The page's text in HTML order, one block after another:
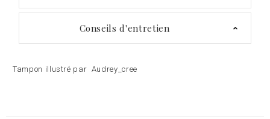
Conseils d'entretien
Tampon illustré par Audrey_cree